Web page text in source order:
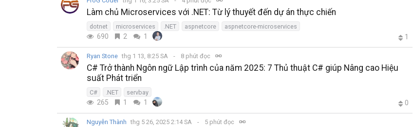
Làm chủ Microservices với .NET: Từ lý thuyết đến dự án thực chiến
dotnet microservices .NET aspnetcore aspnetcore-microservices
690 2 1 1
Ryan Stone thg 1 13, 8:25 SA 8 phút đọc
C# Trở thành Ngôn ngữ Lập trình của năm 2025: 7 Thủ thuật C# giúp Nâng cao Hiệu
suất Phát triển
C# .NET servbay
265 1 1 0
Nguyễn Thành thg 5 26, 2025 2:14 SA 5 phút đọc